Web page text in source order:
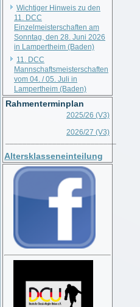
Wichtiger Hinweis zu den
11. DCC
Einzelmeisterschaften am
Sonntag, den 28. Juni 2026
in Lampertheim (Baden)
11. DCC
Mannschaftsmeisterschaften
vom 04. / 05. Juli in
Lampertheim (Baden)
Rahmenterminplan
2025/26 (V3)
2026/27 (V3)
Altersklasseneinteilung